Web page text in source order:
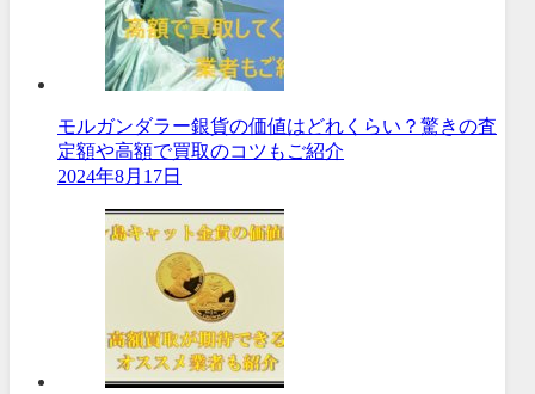
モルガンダラー銀貨の価値はどれくらい？驚きの査
定額や高額で買取のコツもご紹介
2024年8月17日